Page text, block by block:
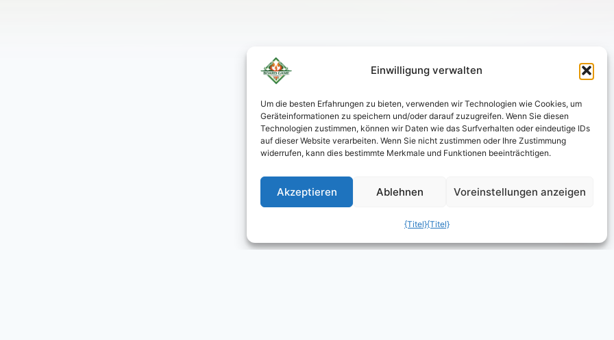
Einwilligung verwalten
Um die besten Erfahrungen zu bieten, verwenden wir Technologien wie Cookies, um
Geräteinformationen zu speichern und/oder darauf zuzugreifen. Wenn Sie diesen
Technologien zustimmen, können wir Daten wie das Surfverhalten oder eindeutige IDs
auf dieser Website verarbeiten. Wenn Sie nicht zustimmen oder Ihre Zustimmung
widerrufen, kann dies bestimmte Merkmale und Funktionen beeinträchtigen.
Akzeptieren Ablehnen Voreinstellungen anzeigen
{Titel}{Titel}